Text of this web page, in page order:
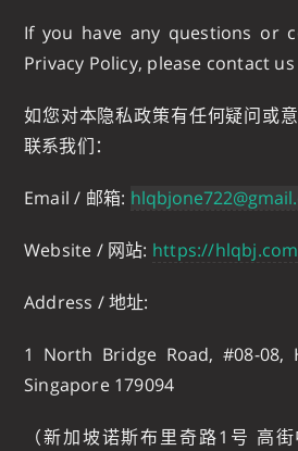
If you have any questions or
Privacy Policy, please contact us
如您对本隐私政策有任何疑问或
联系我们：
Email / 邮箱:
Website / 网站: https://hlqbj.com
Address / 地址:
1 North Bridge Road, #08-08,
Singapore 179094
（新加坡诺斯布里奇路1号 高